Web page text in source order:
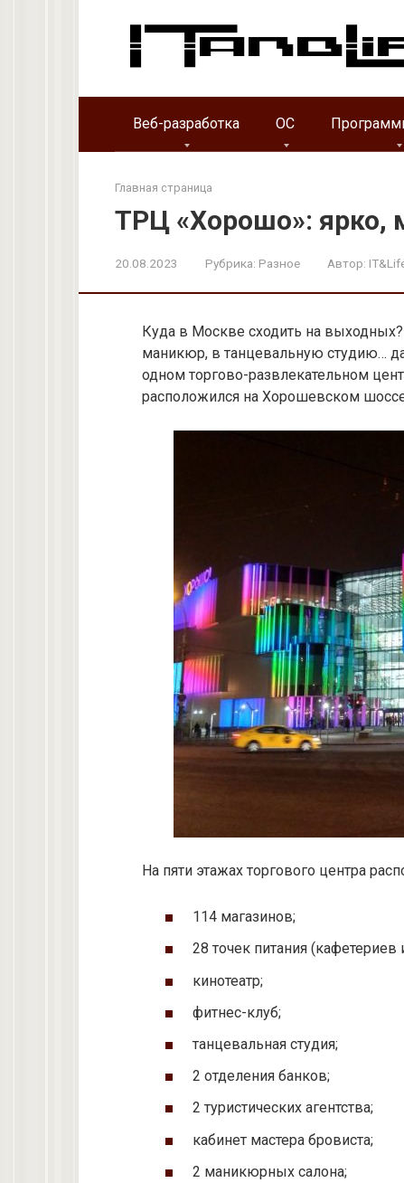
Веб-разработка ОС
Главная страница
ТРЦ «Хорошо»: ярко,
20.08.2023 Рубрика: Разное Автор:
Куда в Москве сходить на
маникюр, в танцевальную студию…
одном торгово-развлекательном
расположился на Хорошевском
На пяти этажах торгового центра
114 магазинов;
28 точек питания (кафетериев
кинотеатр;
фитнес-клуб;
танцевальная студия;
2 отделения банков;
2 туристических агентства;
кабинет мастера бровиста;
2 маникюрных салона;